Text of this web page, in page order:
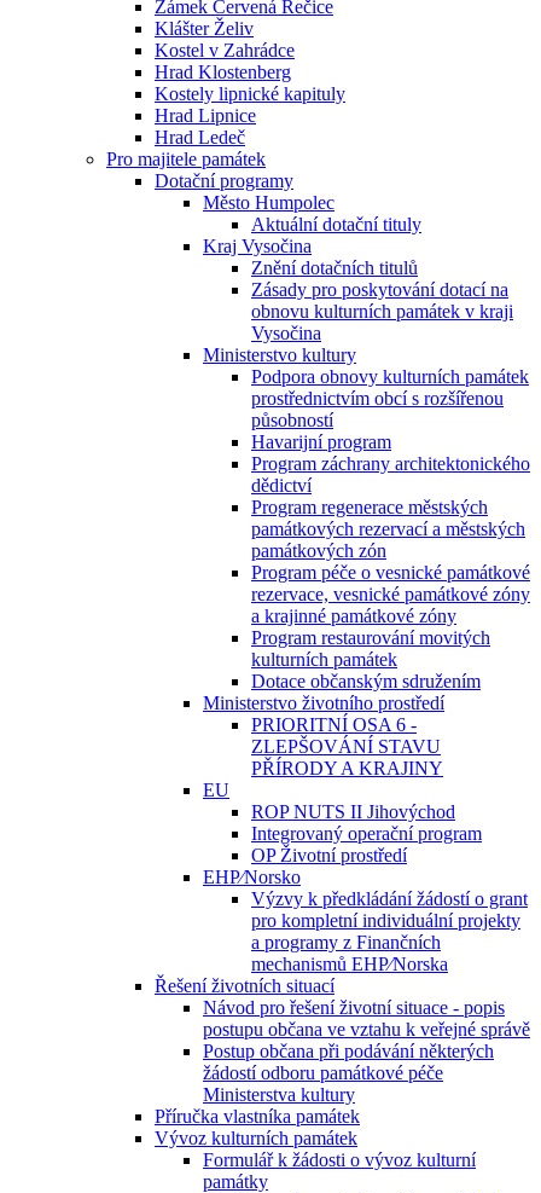
Zámek Červená Řečice
Klášter Želiv
Kostel v Zahrádce
Hrad Klostenberg
Kostely lipnické kapituly
Hrad Lipnice
Hrad Ledeč
Pro majitele památek
Dotační programy
Město Humpolec
Aktuální dotační tituly
Kraj Vysočina
Znění dotačních titulů
Zásady pro poskytování dotací na
obnovu kulturních památek v kraji
Vysočina
Ministerstvo kultury
Podpora obnovy kulturních památek
prostřednictvím obcí s rozšířenou
působností
Havarijní program
Program záchrany architektonického
dědictví
Program regenerace městských
památkových rezervací a městských
památkových zón
Program péče o vesnické památkové
rezervace, vesnické památkové zóny
a krajinné památkové zóny
Program restaurování movitých
kulturních památek
Dotace občanským sdružením
Ministerstvo životního prostředí
PRIORITNÍ OSA 6 -
ZLEPŠOVÁNÍ STAVU
PŘÍRODY A KRAJINY
EU
ROP NUTS II Jihovýchod
Integrovaný operační program
OP Životní prostředí
EHP⁄Norsko
Výzvy k předkládání žádostí o grant
pro kompletní individuální projekty
a programy z Finančních
mechanismů EHP⁄Norska
Řešení životních situací
Návod pro řešení životní situace - popis
postupu občana ve vztahu k veřejné správě
Postup občana při podávání některých
žádostí odboru památkové péče
Ministerstva kultury
Příručka vlastníka památek
Vývoz kulturních památek
Formulář k žádosti o vývoz kulturní
památky